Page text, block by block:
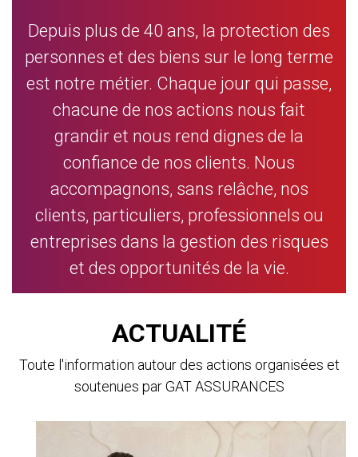
Depuis plus de 40 ans, la protection des
personnes et des biens sur le long terme
est notre métier. Chaque jour qui passe,
chacune de nos actions nous fait
grandir et nous rend dignes de la
confiance de nos clients. Nous
accompagnons, sans relâche, nos
clients, particuliers, professionnels ou
entreprises dans la gestion des risques
et des opportunités de la vie.
ACTUALITÉ
Toute l'information autour des actions organisées et
soutenues par GAT ASSURANCES